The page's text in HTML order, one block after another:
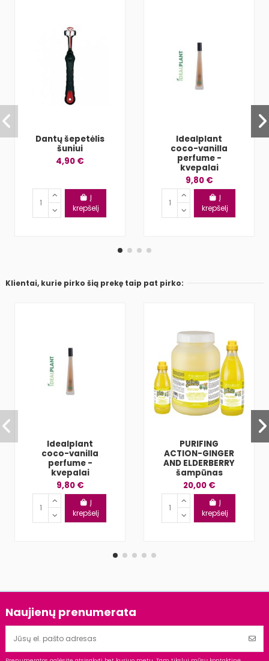
Dantų šepetėlis
šuniui
4,90 €
Į
krepšelį
Idealplant
coco-vanilla
perfume -
kvepalai
9,80 €
Į
krepšelį
Klientai, kurie pirko šią prekę taip pat pirko:
Idealplant
coco-vanilla
perfume -
kvepalai
9,80 €
Į
krepšelį
PURIFING
ACTION-GINGER
AND ELDERBERRY
šampūnas
20,00 €
Į
krepšelį
Naujienų prenumerata